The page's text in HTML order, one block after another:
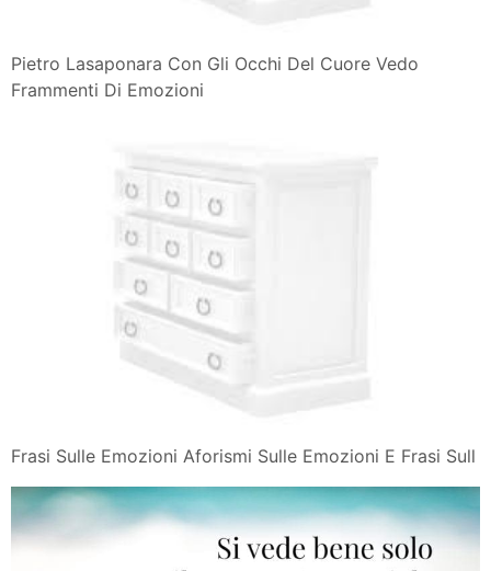
Pietro Lasaponara Con Gli Occhi Del Cuore Vedo
Frammenti Di Emozioni
Frasi Sulle Emozioni Aforismi Sulle Emozioni E Frasi Sull